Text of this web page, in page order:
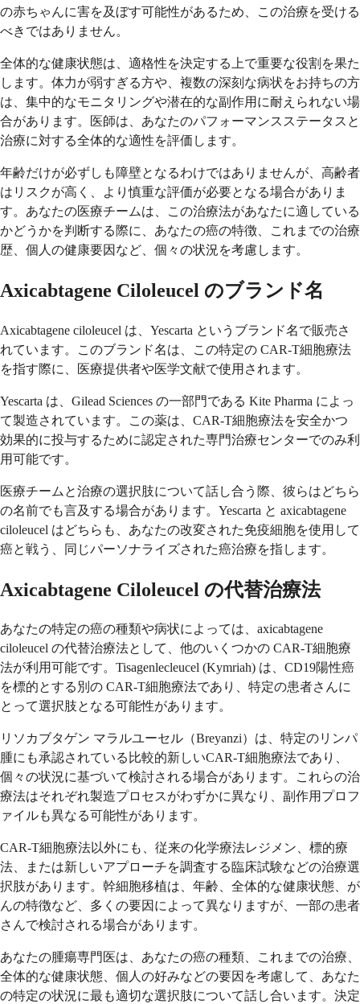
の赤ちゃんに害を及ぼす可能性があるため、この治療を受ける
べきではありません。
全体的な健康状態は、適格性を決定する上で重要な役割を果た
します。体力が弱すぎる方や、複数の深刻な病状をお持ちの方
は、集中的なモニタリングや潜在的な副作用に耐えられない場
合があります。医師は、あなたのパフォーマンスステータスと
治療に対する全体的な適性を評価します。
年齢だけが必ずしも障壁となるわけではありませんが、高齢者
はリスクが高く、より慎重な評価が必要となる場合がありま
す。あなたの医療チームは、この治療法があなたに適している
かどうかを判断する際に、あなたの癌の特徴、これまでの治療
歴、個人の健康要因など、個々の状況を考慮します。
Axicabtagene Ciloleucel のブランド名
Axicabtagene ciloleucel は、Yescarta というブランド名で販売さ
れています。このブランド名は、この特定の CAR-T細胞療法
を指す際に、医療提供者や医学文献で使用されます。
Yescarta は、Gilead Sciences の一部門である Kite Pharma によっ
て製造されています。この薬は、CAR-T細胞療法を安全かつ
効果的に投与するために認定された専門治療センターでのみ利
用可能です。
医療チームと治療の選択肢について話し合う際、彼らはどちら
の名前でも言及する場合があります。Yescarta と axicabtagene
ciloleucel はどちらも、あなたの改変された免疫細胞を使用して
癌と戦う、同じパーソナライズされた癌治療を指します。
Axicabtagene Ciloleucel の代替治療法
あなたの特定の癌の種類や病状によっては、axicabtagene
ciloleucel の代替治療法として、他のいくつかの CAR-T細胞療
法が利用可能です。Tisagenlecleucel (Kymriah) は、CD19陽性癌
を標的とする別の CAR-T細胞療法であり、特定の患者さんに
とって選択肢となる可能性があります。
リソカブタゲン マラルユーセル（Breyanzi）は、特定のリンパ
腫にも承認されている比較的新しいCAR-T細胞療法であり、
個々の状況に基づいて検討される場合があります。これらの治
療法はそれぞれ製造プロセスがわずかに異なり、副作用プロフ
ァイルも異なる可能性があります。
CAR-T細胞療法以外にも、従来の化学療法レジメン、標的療
法、または新しいアプローチを調査する臨床試験などの治療選
択肢があります。幹細胞移植は、年齢、全体的な健康状態、が
んの特徴など、多くの要因によって異なりますが、一部の患者
さんで検討される場合があります。
あなたの腫瘍専門医は、あなたの癌の種類、これまでの治療、
全体的な健康状態、個人の好みなどの要因を考慮して、あなた
の特定の状況に最も適切な選択肢について話し合います。決定